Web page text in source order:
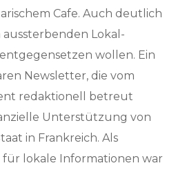
Cafe. Auch deutlich
Lokal-
wollen. Ein
Newsletter, die vom
redaktionell betreut
Unterstützung von
in Frankreich. Als
lokale Informationen war